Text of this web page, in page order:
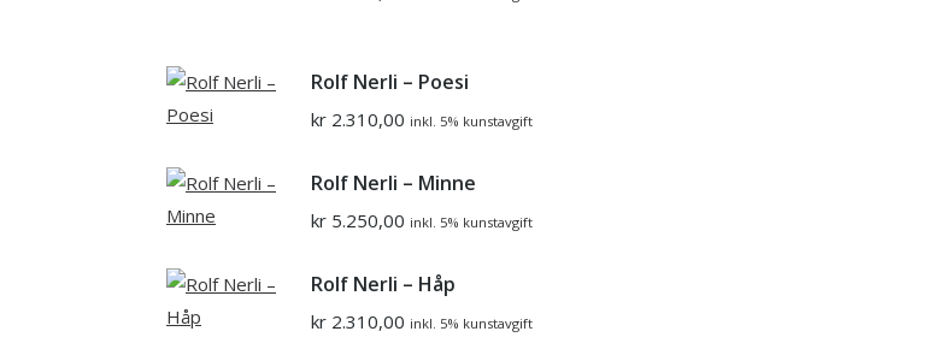
Rolf Nerli – Poesi
kr 2.310,00 inkl. 5% kunstavgift
Rolf Nerli – Minne
kr 5.250,00 inkl. 5% kunstavgift
Rolf Nerli – Håp
kr 2.310,00 inkl. 5% kunstavgift